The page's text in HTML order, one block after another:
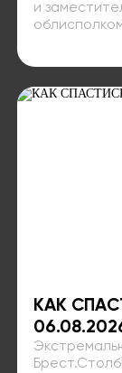
и
КАК